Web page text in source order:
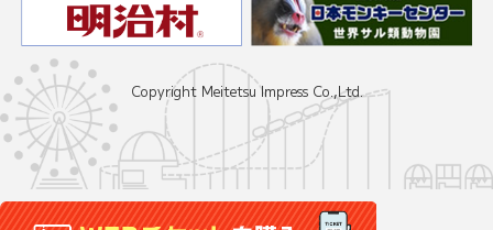
Copyright Meitetsu Impress Co.,Ltd.